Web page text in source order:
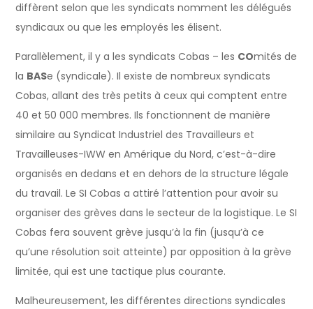
diffèrent selon que les syndicats nomment les délégués
syndicaux ou que les employés les élisent.
Parallèlement, il y a les syndicats Cobas – les COmités de
la BASe (syndicale). Il existe de nombreux syndicats
Cobas, allant des très petits à ceux qui comptent entre
40 et 50 000 membres. Ils fonctionnent de manière
similaire au Syndicat Industriel des Travailleurs et
Travailleuses-IWW en Amérique du Nord, c’est-à-dire
organisés en dedans et en dehors de la structure légale
du travail. Le SI Cobas a attiré l’attention pour avoir su
organiser des grèves dans le secteur de la logistique. Le SI
Cobas fera souvent grève jusqu’à la fin (jusqu’à ce
qu’une résolution soit atteinte) par opposition à la grève
limitée, qui est une tactique plus courante.
Malheureusement, les différentes directions syndicales